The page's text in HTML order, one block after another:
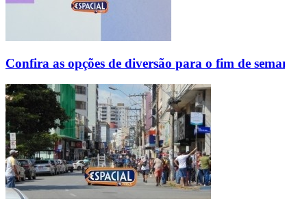
Confira as opções de diversão para o fim de